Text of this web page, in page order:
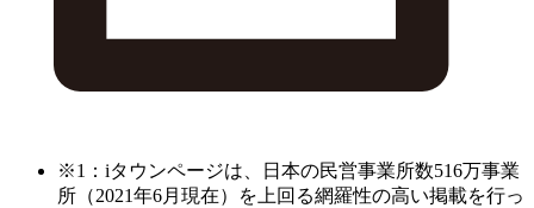
※1：iタウンページは、日本の民営事業所数516万事業
所（2021年6月現在）を上回る網羅性の高い掲載を行っ